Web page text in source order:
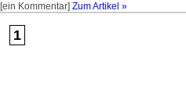
[ein Kommentar] Zum Artikel »
1